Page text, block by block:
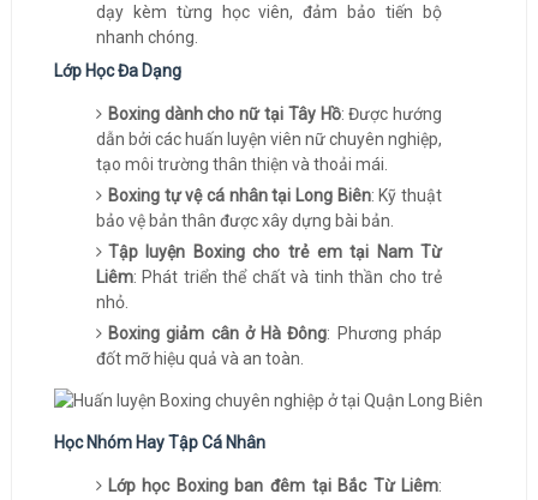
dạy kèm từng học viên, đảm bảo tiến bộ
nhanh chóng.
Lớp Học Đa Dạng
Boxing dành cho nữ tại Tây Hồ: Được hướng
dẫn bởi các huấn luyện viên nữ chuyên nghiệp,
tạo môi trường thân thiện và thoải mái.
Boxing tự vệ cá nhân tại Long Biên: Kỹ thuật
bảo vệ bản thân được xây dựng bài bản.
Tập luyện Boxing cho trẻ em tại Nam Từ
Liêm: Phát triển thể chất và tinh thần cho trẻ
nhỏ.
Boxing giảm cân ở Hà Đông: Phương pháp
đốt mỡ hiệu quả và an toàn.
Học Nhóm Hay Tập Cá Nhân
Lớp học Boxing ban đêm tại Bắc Từ Liêm: